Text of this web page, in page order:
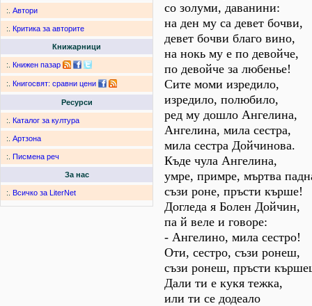
:. Автори
:. Критика за авторите
Книжарници
:. Книжен пазар
:. Книгосвят: сравни цени
Ресурси
:. Каталог за култура
:. Артзона
:. Писмена реч
За нас
:. Всичко за LiterNet
со золуми, даванини:
на ден му са девет бочви,
девет бочви благо вино,
на нокь му е по девойче,
по девойче за любенье!
Сите моми изредило,
изредило, полюбило,
ред му дошло Ангелина,
Ангелина, мила сестра,
мила сестра Дойчинова.
Къде чула Ангелина,
умре, примре, мъртва
съзи роне, пръсти кърше!
Догледа я Болен Дойчин,
па й веле и говоре:
- Ангелино, мила сестро!
Оти, сестро, съзи ронеш,
съзи ронеш, пръсти
Дали ти е кукя тежка,
или ти се додеало